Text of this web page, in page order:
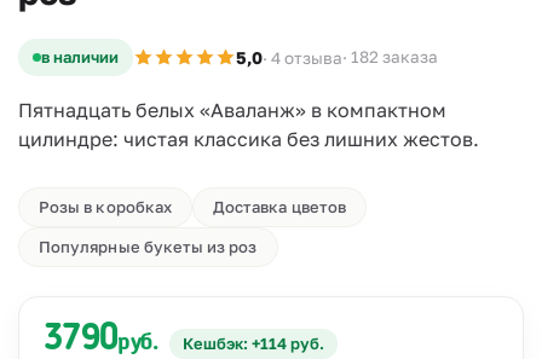
в наличии 5,0· 4 отзыва· 182 заказа
Пятнадцать белых «Аваланж» в компактном
цилиндре: чистая классика без лишних жестов.
Розы в коробках Доставка цветов
Популярные букеты из роз
3790руб. Кешбэк: +114 руб.